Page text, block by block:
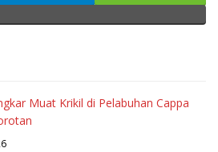
Muat Krikil di Pelabuhan Cappa